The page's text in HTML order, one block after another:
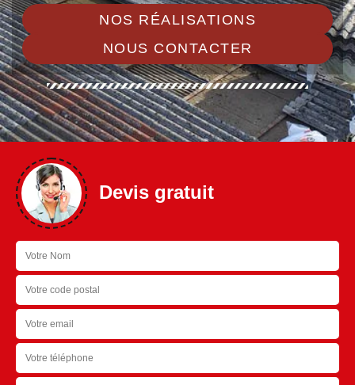
NOS RÉALISATIONS
NOUS CONTACTER
Devis gratuit